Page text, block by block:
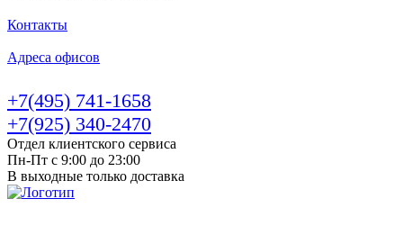
Контакты
Адреса офисов
+7(495) 741-1658
+7(925) 340-2470
Отдел клиентского сервиса
Пн-Пт с 9:00 до 23:00
В выходные только доставка